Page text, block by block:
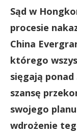
Sąd w
procesie
China
którego
sięgają
szansę
swojego
wdrożenie